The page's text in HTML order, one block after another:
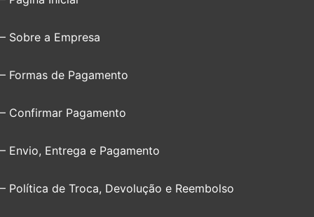
– Sobre a Empresa
– Formas de Pagamento
– Confirmar Pagamento
– Envio, Entrega e Pagamento
– Política de Troca, Devolução e Reembolso